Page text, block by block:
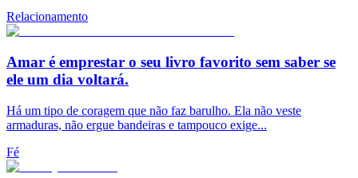
Relacionamento
Amar é emprestar o seu livro favorito sem saber se
ele um dia voltará.
Há um tipo de coragem que não faz barulho. Ela não veste
armaduras, não ergue bandeiras e tampouco exige...
Fé